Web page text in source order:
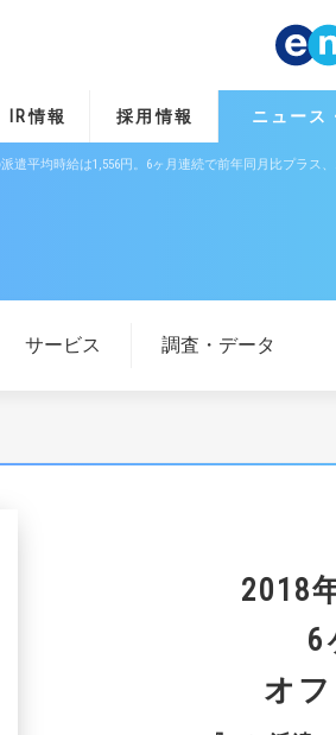
IR情報 採用情報 ニュース
派遣平均時給は1,556円。6ヶ月連続で前年同月比プラ
サービス 調査・データ
2018
6
オ